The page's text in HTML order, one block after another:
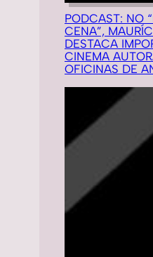
PODCAST: NO
CENA”,
DESTACA
CINEMA
OFICINAS DE